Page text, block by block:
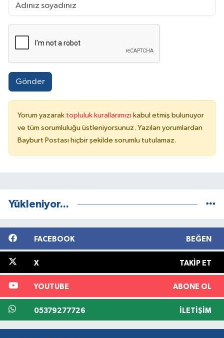
Gönder
Yorum yazarak topluluk kurallarımızı kabul etmiş bulunuyor
ve tüm sorumluluğu üstleniyorsunuz. Yazılan yorumlardan
Bayburt Postası hiçbir şekilde sorumlu tutulamaz.
Yükleniyor...
FACEBOOK BEĞEN
X TAKIP ET
YOUTUBE ABONE OL
05379277726 İLETIŞIM